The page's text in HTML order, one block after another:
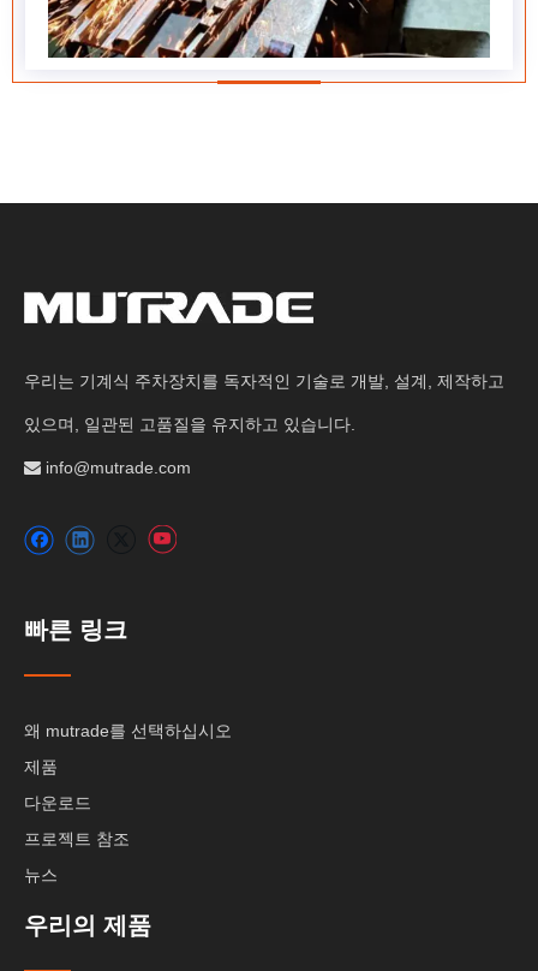
우리는 기계식 주차장치를 독자적인 기술로 개발, 설계, 제작하고
있으며, 일관된 고품질을 유지하고 있습니다.
 info@mutrade.com
빠른 링크
왜 mutrade를 선택하십시오
제품
다운로드
프로젝트 참조
뉴스
우리의 제품